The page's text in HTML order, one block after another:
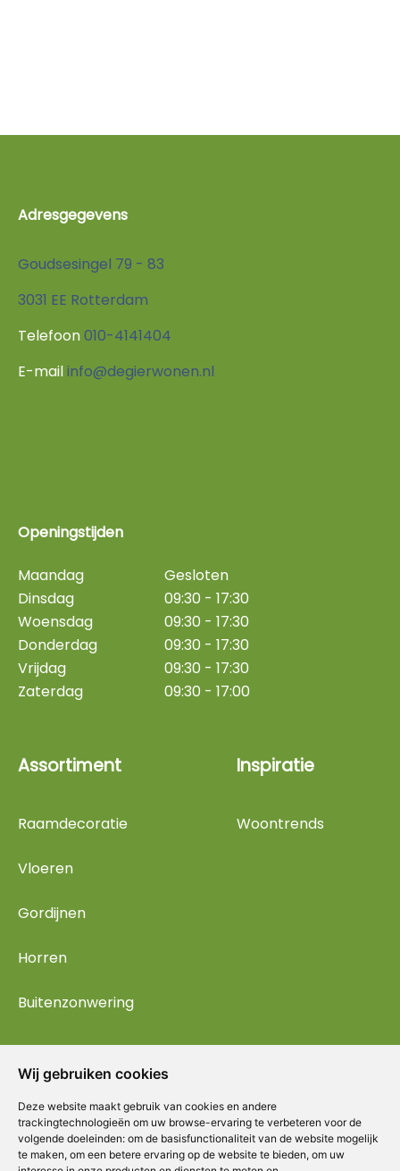
Wij gebruiken cookies
Deze website maakt gebruik van cookies en andere
trackingtechnologieën om uw browse-ervaring te verbeteren voor de
volgende doeleinden: om de basisfunctionaliteit van de website mogelijk
te maken, om een betere ervaring op de website te bieden, om uw
Adresgegevens
Goudsesingel 79 - 83
3031 EE Rotterdam
Telefoon 010-4141404
E-mailinfo@degierwonen.nl
Openingstijden
Maandag
Gesloten
Dinsdag
09:30 - 17:30
Woensdag
09:30 - 17:30
Donderdag
09:30 - 17:30
Vrijdag
09:30 - 17:30
Zaterdag
09:30 - 17:00
Assortiment
Raamdecoratie
Vloeren
Gordijnen
Horren
Buitenzonwering
Inspiratie
Woontrends